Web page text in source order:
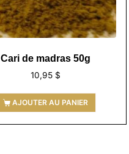
Cari de madras 50g
10,95 $
AJOUTER AU PANIER